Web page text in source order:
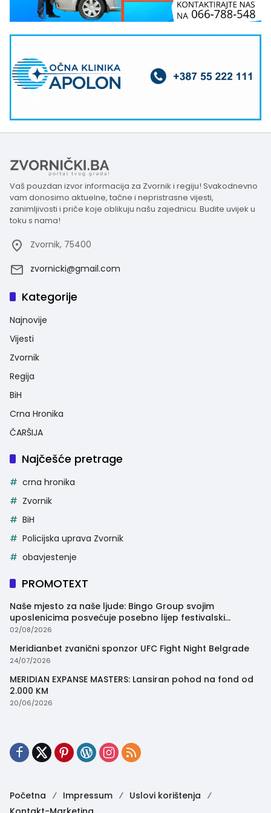
Vaš pouzdan izvor informacija za Zvornik i regiju! Svakodnevno
vam donosimo aktuelne, tačne i nepristrasne vijesti,
zanimljivosti i priče koje oblikuju našu zajednicu. Budite uvijek u
toku s nama!
Zvornik, 75400
zvornicki@gmail.com
Kategorije
Najnovije
Vijesti
Zvornik
Regija
BiH
Crna Hronika
ČARŠIJA
Najčešće pretrage
crna hronika
Zvornik
BiH
Policijska uprava Zvornik
obavjestenje
PROMOTEXT
Naše mjesto za naše ljude: Bingo Group svojim
uposlenicima posvećuje posebno lijep festivalski
trenutak
02/08/2026
Meridianbet zvanični sponzor UFC Fight Night Belgrade
24/07/2026
MERIDIAN EXPANSE MASTERS: Lansiran pohod na fond od
2.000 KM
20/06/2026
Početna Impressum
Uslovi korištenja